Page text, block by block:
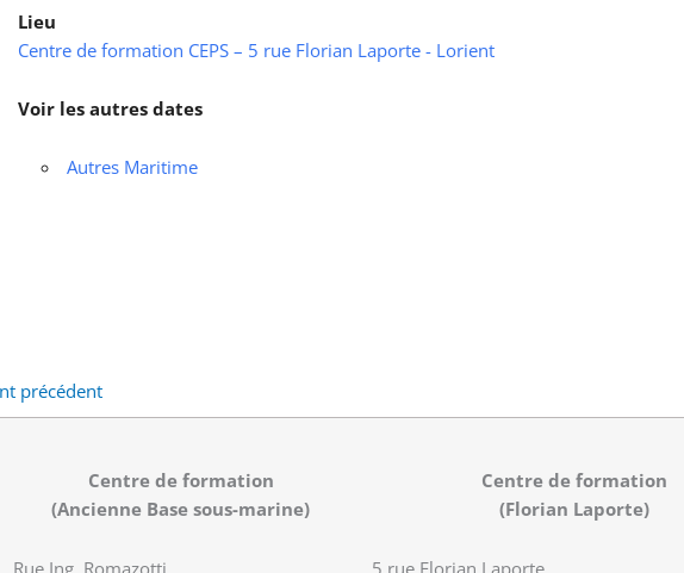
Lieu
Centre de formation CEPS – 5 rue Florian Laporte - Lorient
Voir les autres dates
Autres Maritime
précédent
Centre de formation
(Ancienne Base sous-marine)
Centre de formation
(Florian Laporte)